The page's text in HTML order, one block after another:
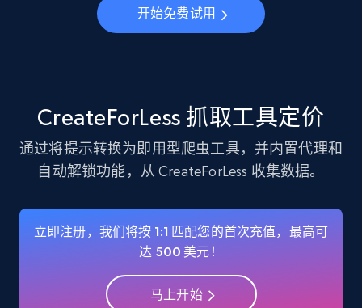
Account, Fbid, ID, Followers, Posts count, Is
business account, Is professional account, Is
Instagram - Profiles - Collect profile
business account, Is professional account, Is
verified, and more.
3.4K+ 注册使用
开始免费试用
CreateForLess 抓取工具定价
通过将提示转换为即用型爬虫工具，并内置代理和
自动解锁功能，从 CreateForLess 收集数据。
立即注册，我们将按 1:1 匹配您的首次充值，最高可
达 500 美元！
马上开始